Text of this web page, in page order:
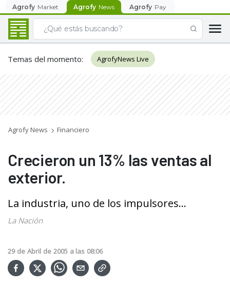
Agrofy Market Agrofy News Agrofy Pay
Temas del momento: AgrofyNews Live
Agrofy News Financiero
Crecieron un 13% las ventas al
exterior.
La industria, uno de los impulsores...
La Nación
29 de Abril de 2005 a las 08:06